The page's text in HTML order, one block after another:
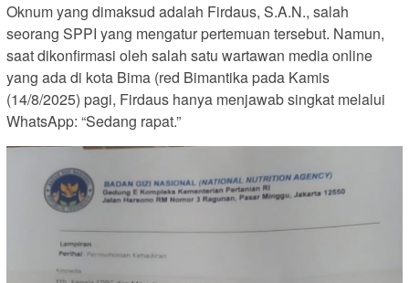
Oknum yang dimaksud adalah Firdaus, S.A.N., salah
seorang SPPI yang mengatur pertemuan tersebut. Namun,
saat dikonfirmasi oleh salah satu wartawan media online
yang ada di kota Bima (red Bimantika pada Kamis
(14/8/2025) pagi, Firdaus hanya menjawab singkat melalui
WhatsApp: “Sedang rapat.”